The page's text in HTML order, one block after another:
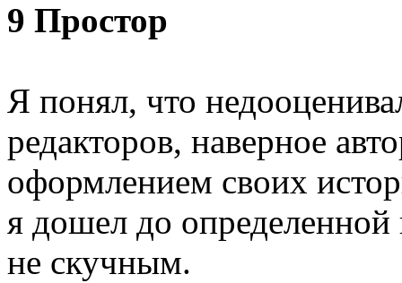
9 Простор
Я понял, что
редакторов, наверное
оформлением своих
я дошел до
не скучным.